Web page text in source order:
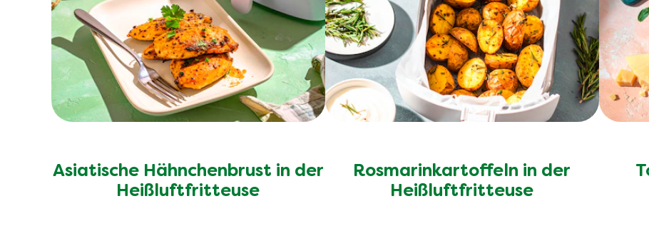
Asiatische Hähnchenbrust in der
Heißluftfritteuse
Rosmarinkartoffeln in der
Heißluftfritteuse